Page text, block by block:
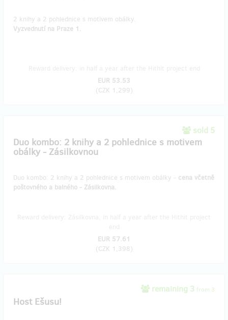
2 knihy a 2 pohlednice s motivem obálky.
Vyzvednutí na Praze 1.
EUR 53.53
(CZK 1,299)
sold 5
Duo kombo: 2 knihy a 2 pohlednice s motivem
obálky - Zásilkovnou
Duo kombo: 2 knihy a 2 pohlednice s motivem obálky - cena včetně
poštovného a balného - Zásilkovna.
EUR 57.61
(CZK 1,398)
remaining 3 from 3
Host Ešusu!